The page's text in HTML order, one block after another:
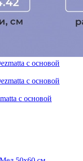
с основой